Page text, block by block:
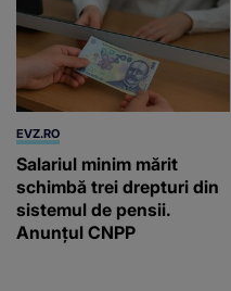
EVZ.RO
Salariul minim mărit
schimbă trei drepturi din
sistemul de pensii.
Anunțul CNPP